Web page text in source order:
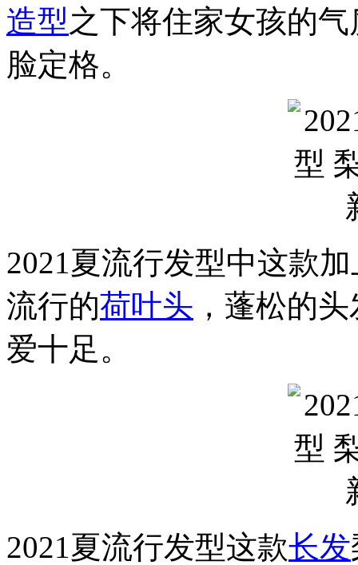
造型之下将住家女孩的
脸定格。
2021夏流行发型中这款
流行的荷叶头 ，蓬松的
爱十足。
2021夏流行发型这款长发